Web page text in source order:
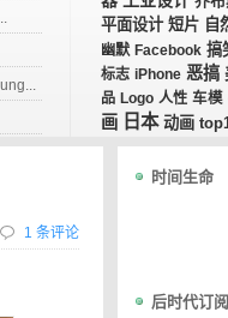
平面设计 短片 自
幽默 Facebook 搞
标志 iPhone 恶搞
品 Logo 人性 车模
画 日本 动画
1 条评论
时间生命
后时代订阅